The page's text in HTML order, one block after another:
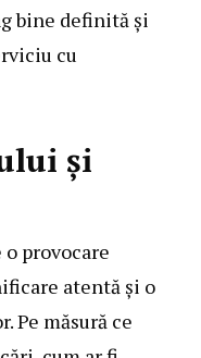
bine definită și
cu
și
provocare
atentă și o
Pe măsură ce